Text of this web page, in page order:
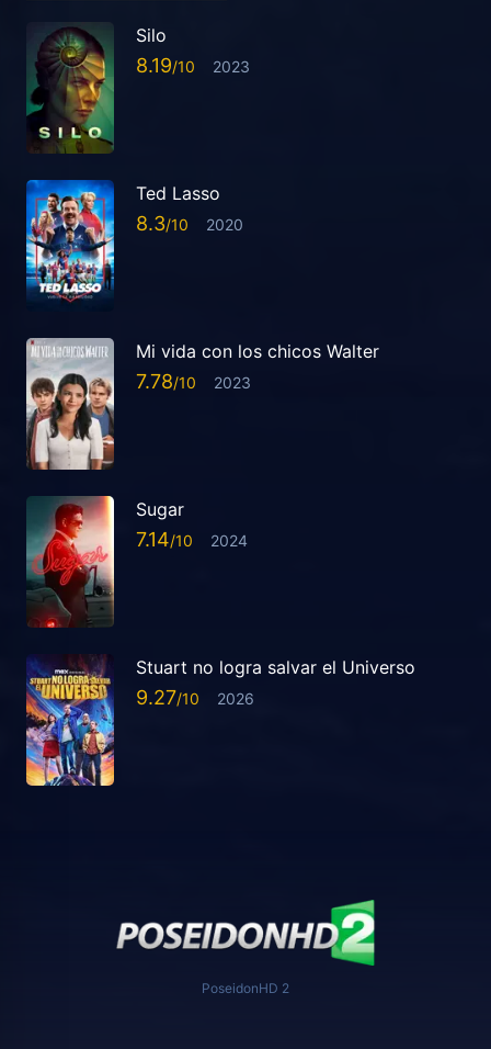
Silo
8.19 2023
Ted Lasso
8.3 2020
Mi vida con los chicos Walter
7.78 2023
Sugar
7.14 2024
Stuart no logra salvar el Universo
9.27 2026
PoseidonHD 2